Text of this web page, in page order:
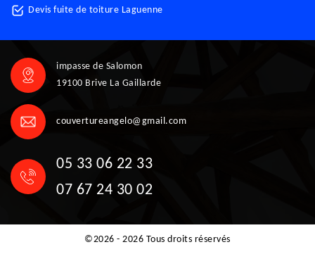
Devis fuite de toiture Laguenne
impasse de Salomon
19100 Brive La Gaillarde
couvertureangelo@gmail.com
05 33 06 22 33
07 67 24 30 02
©2026 - 2026 Tous droits réservés